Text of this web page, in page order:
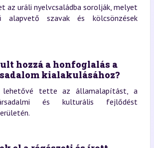
az uráli nyelvcsaládba sorolják, melyet
alapvető szavak és kölcsönzések
hozzá a honfoglalás a
kialakulásához?
lehetővé tette az államalapítást, a
és kulturális fejlődést